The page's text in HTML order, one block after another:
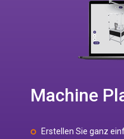
Machine
Erstellen Sie ganz